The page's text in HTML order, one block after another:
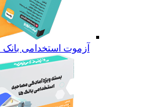
آزموت استخدامی